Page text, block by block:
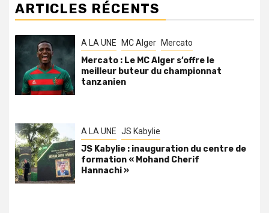
ARTICLES RÉCENTS
A LA UNE MC Alger Mercato
Mercato : Le MC Alger s’offre le
meilleur buteur du championnat
tanzanien
A LA UNE JS Kabylie
JS Kabylie : inauguration du centre de
formation « Mohand Cherif
Hannachi »